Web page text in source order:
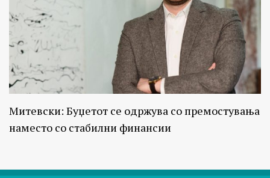
Митевски: Буџетот се одржува со премостувања
наместо со стабилни финансии